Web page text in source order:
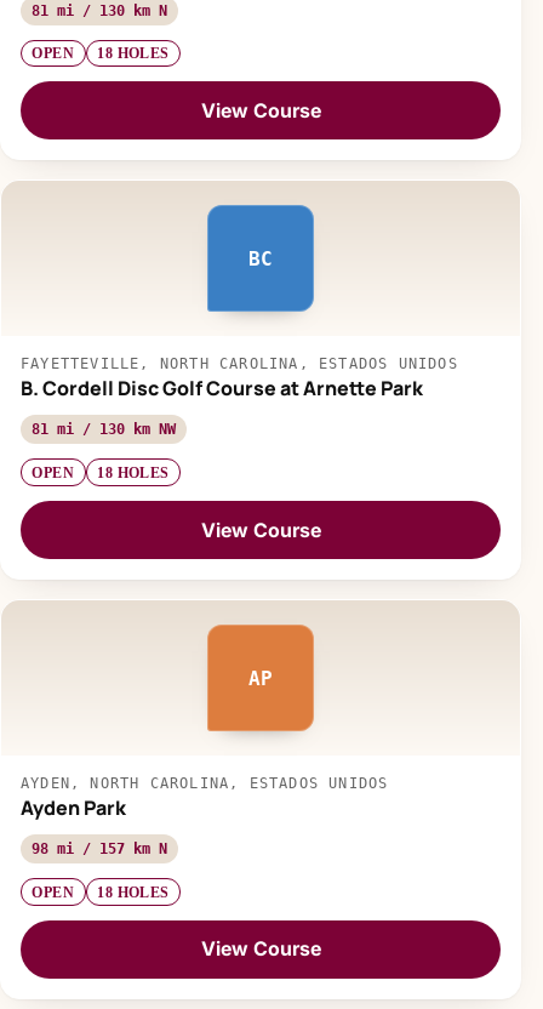
81 mi / 130 km N
OPEN 18 HOLES
View Course
BC
FAYETTEVILLE, NORTH CAROLINA, ESTADOS UNIDOS
B. Cordell Disc Golf Course at Arnette Park
81 mi / 130 km NW
OPEN 18 HOLES
View Course
AP
AYDEN, NORTH CAROLINA, ESTADOS UNIDOS
Ayden Park
98 mi / 157 km N
OPEN 18 HOLES
View Course